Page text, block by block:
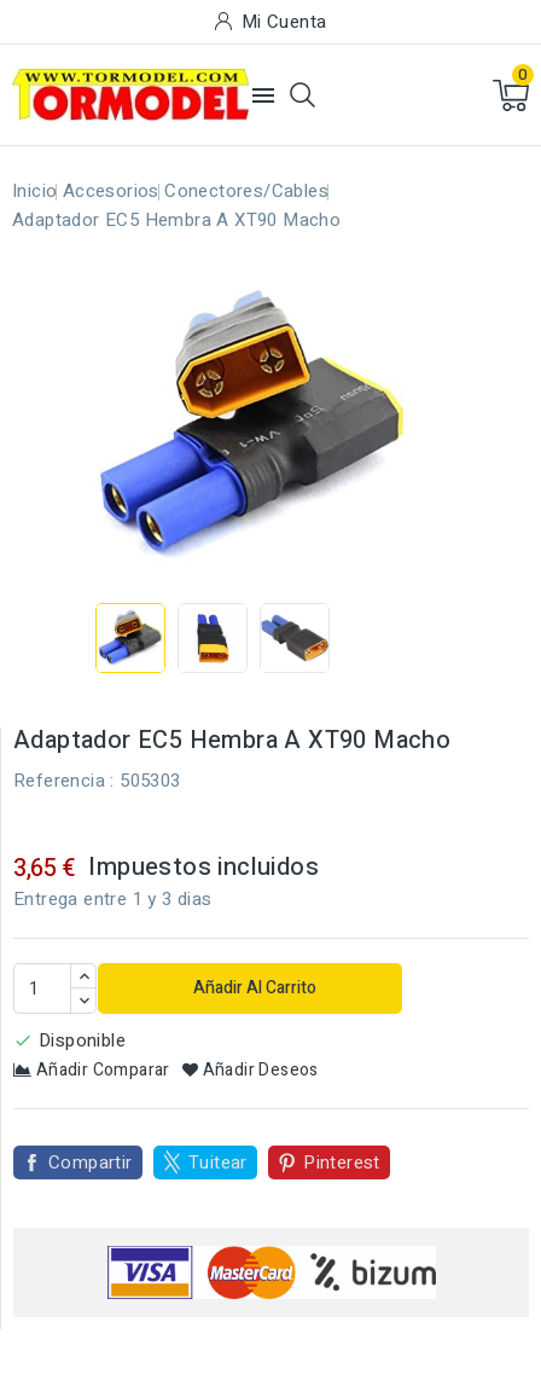
Mi Cuenta

0
Inicio Accesorios Conectores/Cables
Adaptador EC5 Hembra A XT90 Macho
Adaptador EC5 Hembra A XT90 Macho
Referencia : 505303
3,65 € Impuestos incluidos
Entrega entre 1 y 3 dias
Añadir Al Carrito
 Disponible
Añadir Comparar Añadir Deseos
Compartir Tuitear Pinterest